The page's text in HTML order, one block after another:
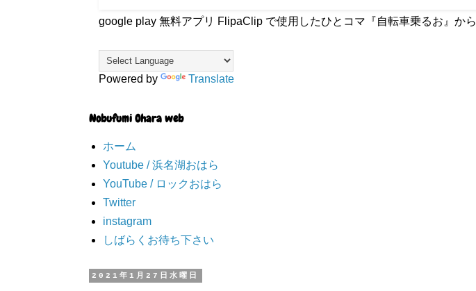
google play 無料アプリ FlipaClip で使用したひとコマ『自転車乗るお』から
Powered by Translate
Nobufumi Ohara web
ホーム
Youtube / 浜名湖おはら
YouTube / ロックおはら
Twitter
instagram
しばらくお待ち下さい
2021年1月27日水曜日